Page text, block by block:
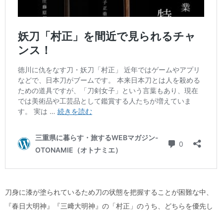
刀身に漆が塗られているため刀の状態を把握することが困難な中、
『春日大明神』『三﨑大明神』の「村正」のうち、どちらを優先し